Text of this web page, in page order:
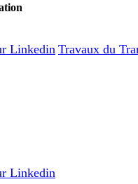
Linkedin Travaux du
Linkedin